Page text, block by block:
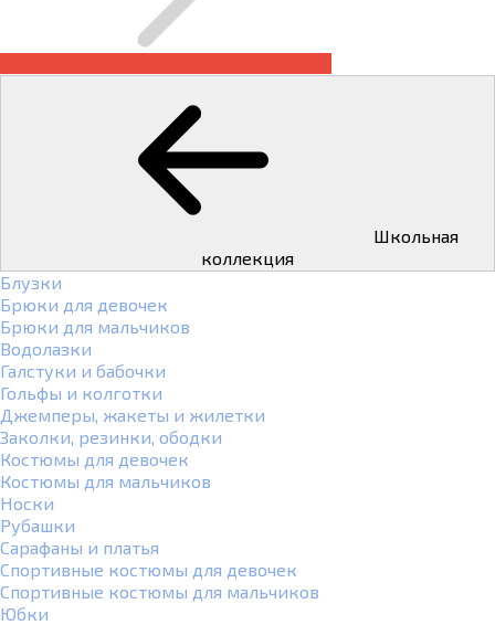
коллекция
Блузки
Брюки для девочек
Брюки для мальчиков
Водолазки
Галстуки и бабочки
Гольфы и колготки
Джемперы, жакеты и жилетки
Заколки, резинки, ободки
Костюмы для девочек
Костюмы для мальчиков
Носки
Рубашки
Сарафаны и платья
Спортивные костюмы для девочек
Спортивные костюмы для мальчиков
Юбки